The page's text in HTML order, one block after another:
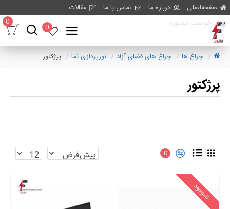
صفحه‌اصلی درباره ما تماس با ما
مقالات
درخواست مشاوره
0
0
چراغ ها چراغ های فضای آزاد نورپردازی نما پرژکتور
پرژکتور
0
ناموجود